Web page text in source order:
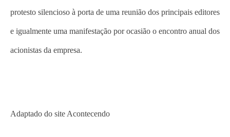
protesto silencioso à porta de uma reunião dos principais editores
e igualmente uma manifestação por ocasião o encontro anual dos
acionistas da empresa.
Adaptado do site Acontecendo